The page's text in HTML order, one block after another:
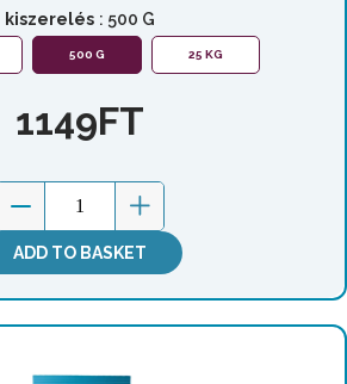
kiszerelés : 500 G
500 G 25 KG
1149FT
ADD TO BASKET